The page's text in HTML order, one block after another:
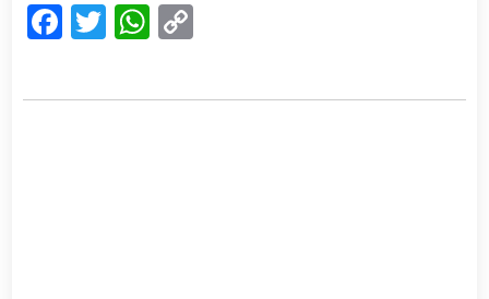
Facebook
TwitterWhatsApp